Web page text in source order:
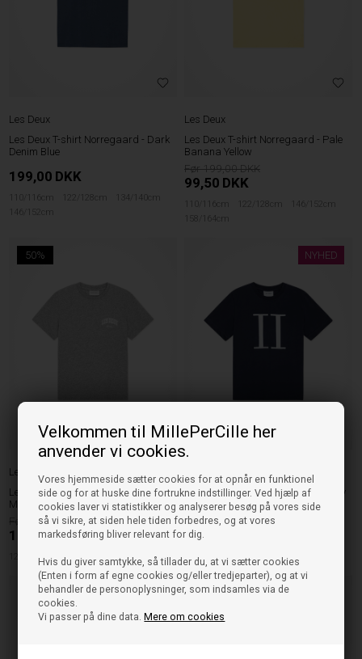
Velkommen til MillePerCille her
anvender vi cookies.
Vores hjemmeside sætter cookies for at opnår en funktionel
side og for at huske dine fortrukne indstillinger. Ved hjælp af
cookies laver vi statistikker og analyserer besøg på vores side
så vi sikre, at siden hele tiden forbedres, og at vores
markedsføring bliver relevant for dig.
Hvis du giver samtykke, så tillader du, at vi sætter cookies
(Enten i form af egne cookies og/eller tredjeparter), og at vi
behandler de personoplysninger, som indsamles via de
cookies.
Vi passer på dine data. Mere om cookies
Les Deux
Les Deux T-shirt Norregaard - Dark
Denim Blue
199,00 DKK
110/116cm 122/128cm
134/140cm
146/152cm
Les Deux
Les Deux T-shirt Norregaard - Pale
Banana Yellow
199,00
99,50 DKK
110/116cm 122/128cm
146/152cm
158/164cm
50%
Les Deux
Les Deux T-shirt Hoop - Grey
Melange
249,00
124,50 DKK
122/128cm 134/140cm
NYHED
Les Deux
Les Deux T-shirt Encore - Dark Navy
249,00DKK
110/116cm
NYHED